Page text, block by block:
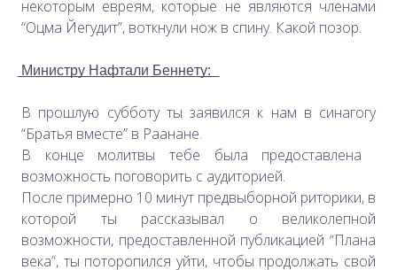
некоторым евреям, которые не являются членами
“Оцма Йегудит”, воткнули нож в спину. Какой позор.
͟М͟и͟н͟и͟с͟т͟р͟у͟ ͟Н͟а͟ф͟т͟а͟л͟и͟ ͟Б͟е͟н͟н͟е͟т͟у͟:͟
В прошлую субботу ты заявился к нам в синагогу
“Братья вместе” в Раанане.
В конце молитвы тебе была предоставлена ​​
возможность поговорить с аудиторией.
После примерно 10 минут предвыборной риторики, в
которой ты рассказывал о великолепной
возможности, предоставленной публикацией “Плана
века”, ты поторопился уйти, чтобы продолжать свой